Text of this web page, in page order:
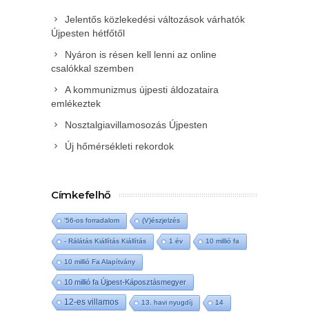
Jelentős közlekedési változások várhatók
Újpesten hétfőtől
Nyáron is résen kell lenni az online
csalókkal szemben
A kommunizmus újpesti áldozataira
emlékeztek
Nosztalgiavillamosozás Újpesten
Új hőmérsékleti rekordok
Címkefelhő
'56-os forradalom (V)észjelzés
- Rálátás Kiállítás Kiállítás 1 év 10 millió fa
10 millió Fa Alapítvány
10 millió fa Újpest-Káposztásmegyer
12-es villamos 13. havi nyugdíj 14